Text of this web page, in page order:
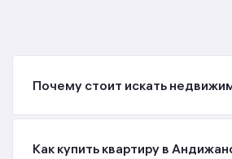
Почему стоит искать
Как купить квартиру в